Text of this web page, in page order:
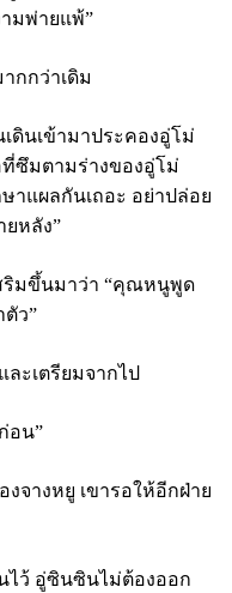
มพ่ายแพ้”
กกว่าเดิม
ดินเข้ามาประคองอู่โม่
ที่ซึมตามร่างของอู่โม่
าแผลกันเถอะ อย่าปล่อย
ยหลัง”
ริมขึ้นมาว่า “คุณหนูพูด
ว”
ะเตรียมจากไป
อน”
จางหยู เขารอให้อีกฝ่าย
ไว้ อู่ซินซินไม่ต้องออก